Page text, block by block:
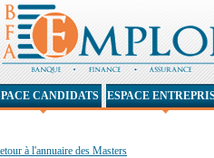
à l'annuaire des Masters
CANDIDATS ESPACE